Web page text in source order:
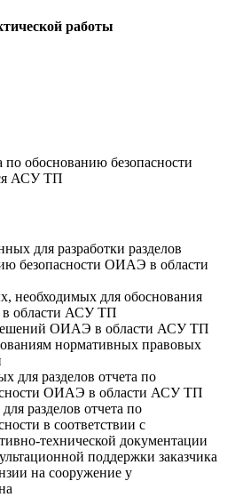
работы
по обоснованию безопасности
АСУ ТП
для разработки разделов
безопасности ОИАЭ в области
необходимых для обоснования
области АСУ ТП
ОИАЭ в области АСУ ТП
нормативных правовых
для разделов отчета по
ОИАЭ в области АСУ ТП
разделов отчета по
в соответствии с
технической документации
поддержки заказчика
на сооружение у